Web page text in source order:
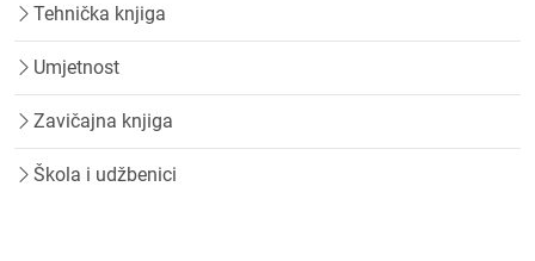
Tehnička knjiga
Umjetnost
Zavičajna knjiga
Škola i udžbenici